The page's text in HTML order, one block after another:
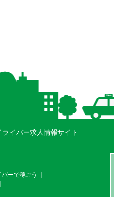
イバー求人情報サイト
ーで稼ごう